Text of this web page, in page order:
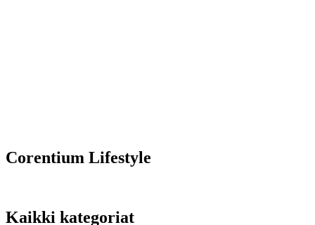
Corentium Lifestyle
Kaikki kategoriat